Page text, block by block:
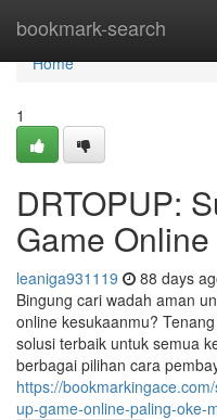
bookmark-search
Home
Home
1
DRTOPUP:
Game
leaniga931119 88 days
Bingung cari wadah aman
online kesukaanmu?
solusi terbaik untuk semua
berbagai pilihan cara
https://
up-game-online-paling-oke-